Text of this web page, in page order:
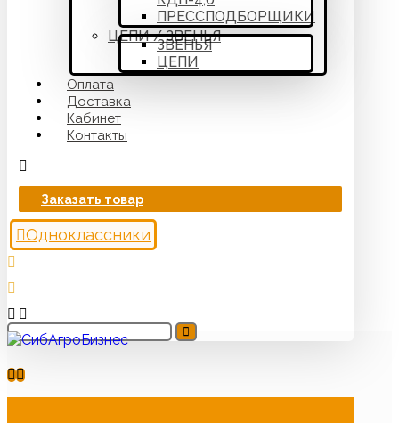
ПРЕССПОДБОРЩИКИ
ЦЕПИ / ЗВЕНЬЯ
ЗВЕНЬЯ
ЦЕПИ
Оплата
Доставка
Кабинет
Контакты
Заказать товар
Одноклассники